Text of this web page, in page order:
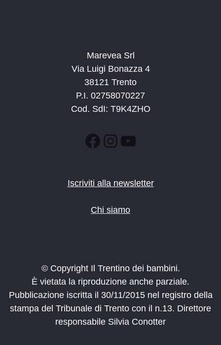
Marevea Srl
Via Luigi Bonazza 4
38121 Trento
P.I. 02758070227
Cod. SdI: T9K4ZHO
Facebook
Instagram
YouTube
Iscriviti alla newsletter
Chi siamo
© Copyright Il Trentino dei bambini.
È vietata la riproduzione anche parziale.
Pubblicazione iscritta il 30/11/2015 nel registro della
stampa del Tribunale di Trento con il n.13. Direttore
responsabile Silvia Conotter